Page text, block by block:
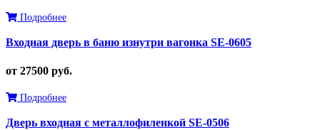
Подробнее
Входная дверь в баню изнутри вагонка SE-0605
от 27500 руб.
Подробнее
Дверь входная с металлофиленкой SE-0506